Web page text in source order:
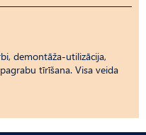
demontāža-utilizācija,
tīrīšana. Visa veida